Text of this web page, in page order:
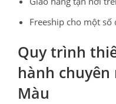
Freeship cho một số
Quy trình
hành chuyên
Màu